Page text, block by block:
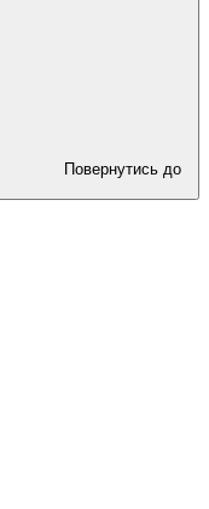
Повернутись до